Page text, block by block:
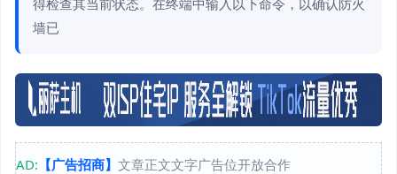
得检查其当前状态。在终端中输入以下命令，以确认防火
墙已
AD: 【广告招商】 文章正文文字广告位开放合作